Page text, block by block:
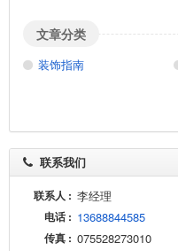
文章分类
装饰指南
联系我们
联系人 : 李经理
电话 : 13688844585
传真 : 075528273010